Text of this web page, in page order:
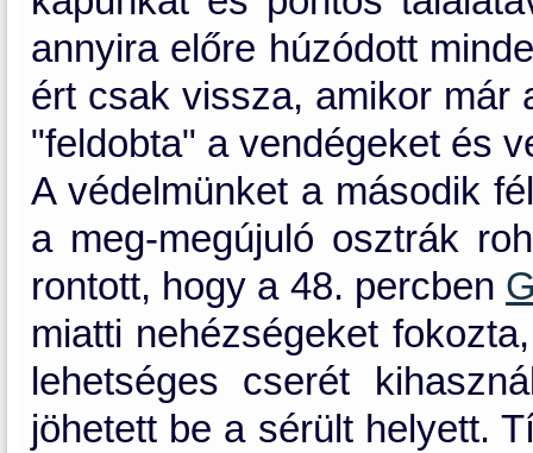
annyira előre húzódott
ért csak vissza, amikor már
"feldobta" a vendégeket és
A védelmünket a második
a meg-megújuló osztrák
rontott, hogy a 48. percben
miatti nehézségeket
lehetséges cserét
jöhetett be a sérült helyett.